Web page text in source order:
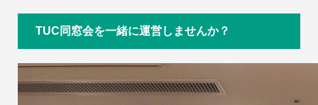
TUC同窓会を一緒に運営しませんか？